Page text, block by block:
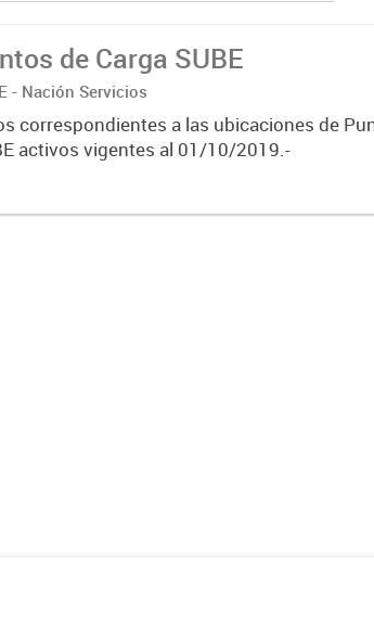
de Carga SUBE
- Nación Servicios
correspondientes a las ubicaciones de
activos vigentes al 01/10/2019.-